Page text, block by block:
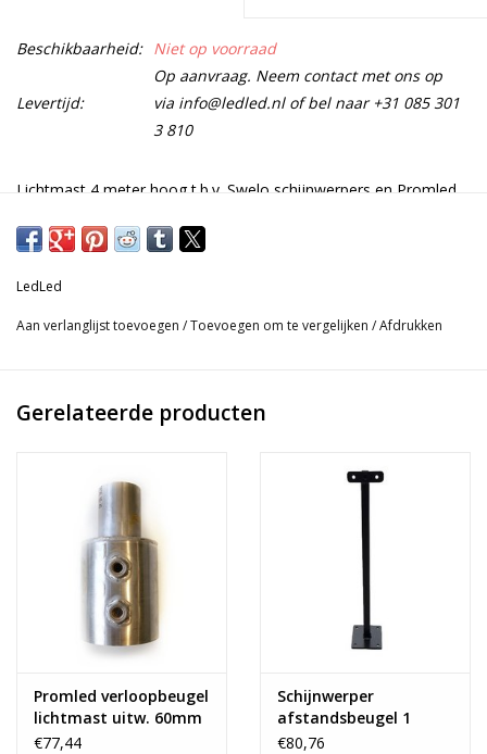
Beschikbaarheid: Niet op voorraad
Levertijd:
Op aanvraag. Neem contact met ons op
via info@ledled.nlof bel naar +31 085 301
3 810
Lichtmast 4 meter hoog t.b.v. Swelo schijnwerpers en Promled
Download accessoires specificaties hier:
LedLed
Aan verlanglijst toevoegen /Toevoegen om te vergelijken /Afdrukken
Gerelateerde producten
Promled verloopbeugel
lichtmast uitw. 60mm
/ inw. 76mm
€77,44
Schijnwerper
afstandsbeugel 1
meter gepoedercoat
€80,76